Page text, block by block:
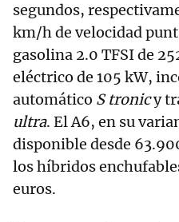
segundos,
km/h de velocidad
gasolina 2.0 TFSI de
eléctrico de 105 kW,
automático S tronicy
ultra. El A6, en su
disponible desde
los híbridos
euros.